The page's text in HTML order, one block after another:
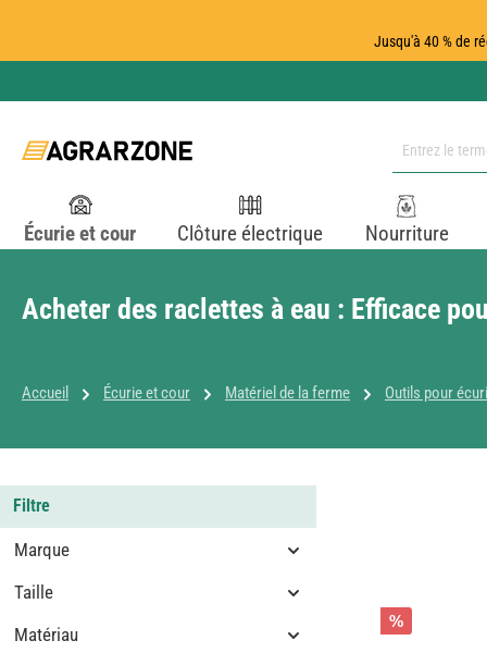
Jusqu'à 40 % de
Écurie et cour Clôture électrique Nourriture
Acheter des raclettes à eau : Efficace
Accueil Écurie et cour Matériel de la ferme Outils pour
Filtre
Marque
Taille
Matériau
%